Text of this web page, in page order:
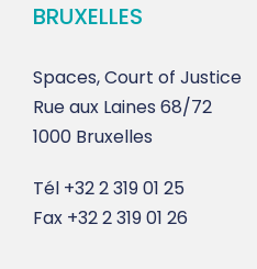
BRUXELLES
Spaces, Court of Justice
Rue aux Laines 68/72
1000 Bruxelles
Tél +32 2 319 01 25
Fax +32 2 319 01 26